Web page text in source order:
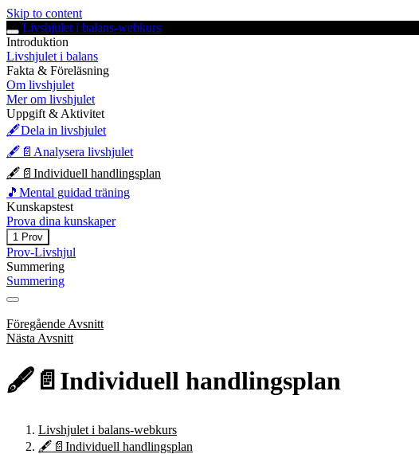
Skip to content
Livshjulet i balans-webkurs
Introduktion
Livshjulet i balans
Fakta & Föreläsning
Om livshjulet
Mer om livshjulet
Uppgift & Aktivitet
🖋️Dela in livshjulet
🖋️📄Analysera livshjulet
🖋️📄Individuell handlingsplan
🎵Mental guidad träning
Kunskapstest
Prova dina kunskaper
Expandera
Prova
dina
kunskaper
1 Prov
Prov-Livshjul
Summering
Summering
Föregående Avsnitt
Nästa Avsnitt
🖋️📄Individuell handlingsplan
Livshjulet i balans-webkurs
🖋️📄Individuell handlingsplan